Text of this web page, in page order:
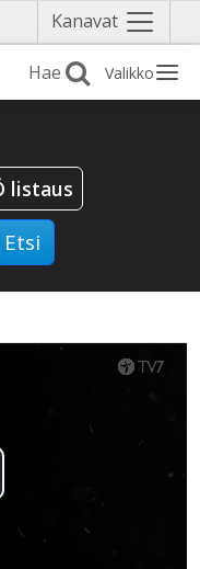
Kanavat Näytä
valikko
Valikko
listaus
Etsi